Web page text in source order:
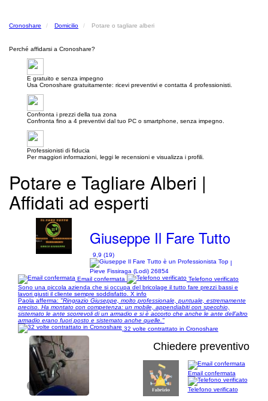
Cronoshare Domicilio Potare o tagliare alberi
Perché affidarsi a Cronoshare?
E gratuito e senza impegno
Usa Cronoshare gratuitamente: ricevi preventivi e contatta 4 professionisti.
Confronta i prezzi della tua zona
Confronta fino a 4 preventivi dal tuo PC o smartphone, senza impegno.
Professionisti di fiducia
Per maggiori informazioni, leggi le recensioni e visualizza i profili.
Potare e Tagliare Alberi |
Affidati ad esperti
Giuseppe Il Fare Tutto
9,9 (19)
|
Pieve Fissiraga (Lodi) 26854
Email confermata
Telefono verificato
Sono una piccola azienda che si occupa del bricolage il tutto fare prezzi bassi e
lavori giusti il cliente sempre soddisfatto. X info
Paola afferma: "Ringrazio Giuseppe, molto professionale, puntuale, estremamente
preciso. Ha montato con competenza: un mobile, appendiabiti con specchio,
sistemato le ante scorrevoli di un armadio e si è accorto che anche le ante dell’altro
armadio erano fuori posto e sistemato anche quelle."
32 volte contrattato in Cronoshare
Chiedere preventivo
Email confermata
Telefono verificato